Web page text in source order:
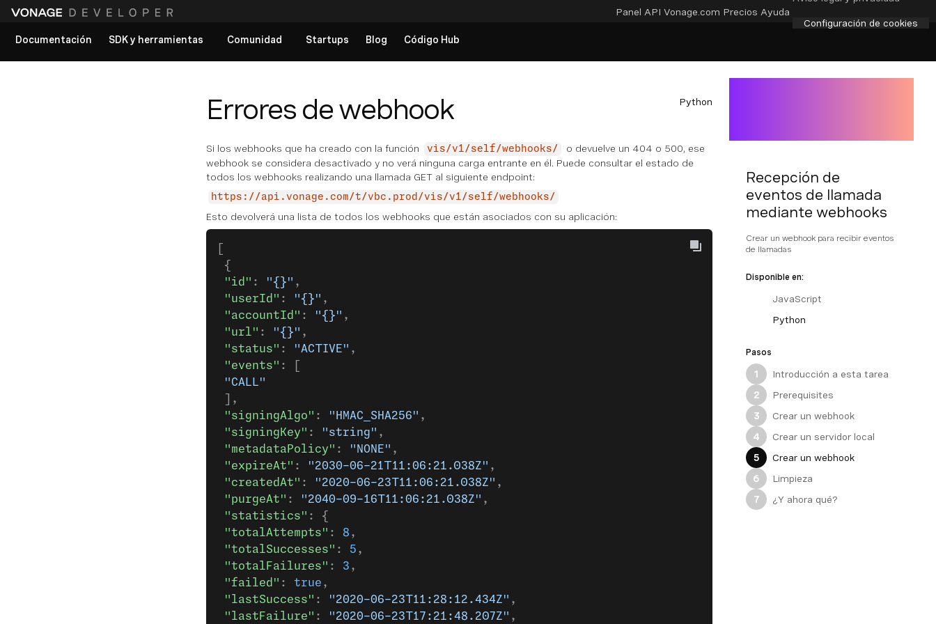
Panel API Vonage.com Precios Ayuda
Configuración de cookies
Documentación
SDK y herramientas Comunidad Startups Blog Código Hub
Python
Errores de webhook
Si los webhooks que ha creado con la función vis/v1/self/webhooks/
o devuelve un 404 o 500, ese
webhook se considera desactivado y no verá ninguna carga entrante en él. Puede consultar el estado de
todos los webhooks realizando una llamada GET al siguiente endpoint:
https://api.vonage.com/t/vbc.prod/vis/v1/self/webhooks/
Esto devolverá una lista de todos los webhooks que están asociados con su aplicación:
{
"id" : "{}" ,
"userId" : "{}" ,
"accountId" : "{}" ,
"url" : "{}" ,
"status" : "ACTIVE" ,
"events" : [
"CALL"
],
"signingAlgo" : "HMAC_SHA256" ,
"signingKey" : "string" ,
"metadataPolicy" : "NONE" ,
"expireAt" : "2030-06-21T11:06:21.038Z" ,
"createdAt" : "2020-06-23T11:06:21.038Z" ,
"purgeAt" : "2040-09-16T11:06:21.038Z" ,
"statistics" : {
"totalAttempts" : 8 ,
"totalSuccesses" : 5 ,
"totalFailures" : 3 ,
"failed" : true ,
"lastSuccess" : "2020-06-23T11:28:12.434Z" ,
"lastFailure" : "2020-06-23T17:21:48.207Z" ,
Recepción de
eventos de llamada
mediante webhooks
Crear un webhook para recibir eventos
de llamadas
Disponible en:
JavaScript
Python
Pasos
1
Introducción a esta tarea
2
Prerequisites
3
Crear un webhook
4
Crear un servidor local
5
Crear un webhook
6
Limpieza
7
¿Y ahora qué?